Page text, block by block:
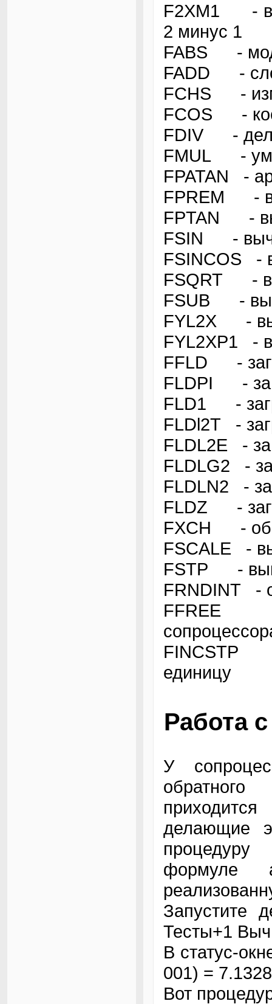
F2XM1 -
2 минус 1
FABS -
FADD -
FCHS -
FCOS -
FDIV -
FMUL -
FPATAN -
FPREM -
FPTAN -
FSIN -
FSINCOS -
FSQRT -
FSUB -
FYL2X -
FYL2XP1 -
FFLD -
FLDPI -
FLD1 -
FLDl2T -
FLDL2E -
FLDLG2 -
FLDLN2 -
FLDZ -
FXCH -
FSCALE -
FSTP -
FRNDINT -
FFREE -
FINCSTP -
единицу
Работа
У
делающие
процедуру
формуле
Запустите
Тесты+1
В статус-
001) =
Вот